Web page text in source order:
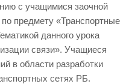
с учащимися заочной
предмету «Транспортные
данного урока
связи». Учащиеся
в области разработки
сетях РБ.